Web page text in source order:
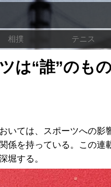
相撲 テニス
は“誰”のも
いては、スポーツへの影
係を持っている。この連
堀する。